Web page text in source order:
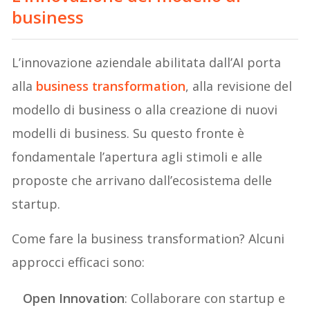
business
L’innovazione aziendale abilitata dall’AI porta
alla business transformation, alla revisione del
modello di business o alla creazione di nuovi
modelli di business. Su questo fronte è
fondamentale l’apertura agli stimoli e alle
proposte che arrivano dall’ecosistema delle
startup.
Come fare la business transformation? Alcuni
approcci efficaci sono:
Open Innovation: Collaborare con startup e